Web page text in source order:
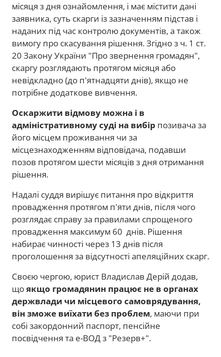
місяця з дня ознайомлення, і має містити дані
заявника, суть скарги із зазначенням підстав і
наданих під час контролю документів, а також
вимогу про скасування рішення. Згідно з ч. 1 ст.
20 Закону України "Про звернення громадян",
скаргу розглядають протягом місяця або
невідкладно (до п'ятнадцяти днів), якщо не
потрібне додаткове вивчення.
Оскаржити відмову можна і в
адміністративному суді на вибір позивача за
його місцем проживання чи за
місцезнаходженням відповідача, подавши
позов протягом шести місяців з дня отримання
рішення.
Надалі суддя вирішує питання про відкриття
провадження протягом п'яти днів, після чого
розглядає справу за правилами спрощеного
провадження максимум 60 днів. Рішення
набирає чинності через 13 днів після
проголошення за відсутності апеляційних скарг.
Своєю чергою, юрист Владислав Дерій додав,
щоякщо громадянин працює не в органах
держвлади чи місцевого самоврядування,
він зможе виїхати без проблем, маючи при
собі закордонний паспорт, пенсійне
посвідчення та е-ВОД з "Резерв+".